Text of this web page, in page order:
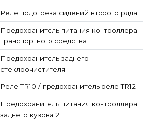
Реле подогрева сидений второго ряда
Предохранитель питания контроллера
транспортного средства
Предохранитель заднего
стеклоочистителя
Реле TR10 / предохранитель реле TR12
Предохранитель питания контроллера
заднего кузова 2